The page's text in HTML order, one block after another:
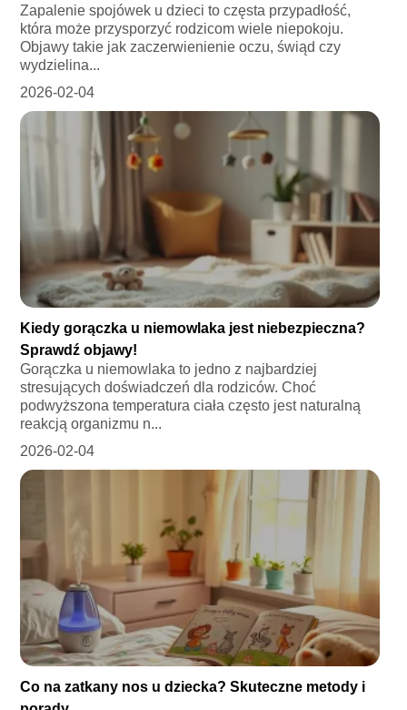
Zapalenie spojówek u dzieci to częsta przypadłość,
która może przysporzyć rodzicom wiele niepokoju.
Objawy takie jak zaczerwienienie oczu, świąd czy
wydzielina...
2026-02-04
Kiedy gorączka u niemowlaka jest niebezpieczna?
Sprawdź objawy!
Gorączka u niemowlaka to jedno z najbardziej
stresujących doświadczeń dla rodziców. Choć
podwyższona temperatura ciała często jest naturalną
reakcją organizmu n...
2026-02-04
Co na zatkany nos u dziecka? Skuteczne metody i